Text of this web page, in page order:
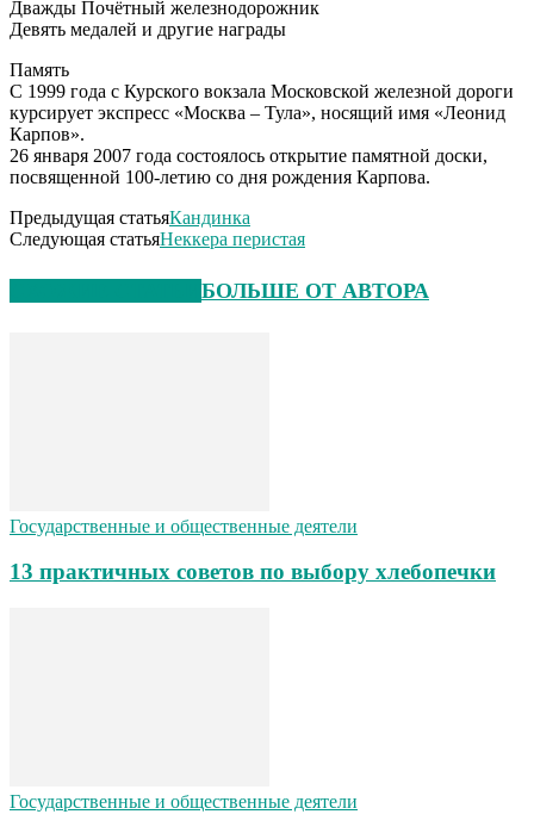
Дважды Почётный железнодорожник
Девять медалей и другие награды
Память
С 1999 года с Курского вокзала Московской железной дороги
курсирует экспресс «Москва – Тула», носящий имя «Леонид
Карпов».
26 января 2007 года состоялось открытие памятной доски,
посвященной 100-летию со дня рождения Карпова.
Предыдущая статьяКандинка
Следующая статьяНеккера перистая
БОЛЬШЕ ОТ АВТОРА
Государственные и общественные деятели
13 практичных советов по выбору хлебопечки
Государственные и общественные деятели